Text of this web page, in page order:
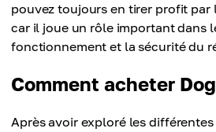
pouvez toujours en tirer profit par
car il joue un rôle important dans
fonctionnement et la sécurité du
Comment acheter
Après avoir exploré les